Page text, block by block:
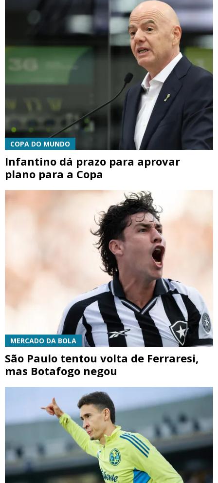
COPA DO MUNDO
Infantino dá prazo para aprovar
plano para a Copa
MERCADO DA BOLA
São Paulo tentou volta de Ferraresi,
mas Botafogo negou